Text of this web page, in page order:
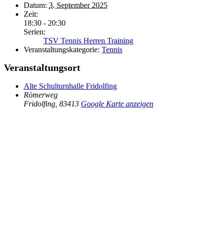
Datum: 3. September 2025
Zeit:
18:30 - 20:30
Serien:
TSV Tennis Herren Training
Veranstaltungskategorie: Tennis
Veranstaltungsort
Alte Schulturnhalle Fridolfing
Römerweg
Fridolfing 83413 Google Karte anzeigen